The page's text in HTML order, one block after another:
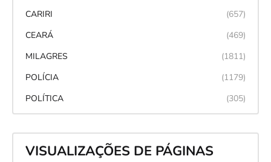
CARIRI
(657)
CEARÁ
(469)
MILAGRES
(1811)
POLÍCIA
(1179)
POLÍTICA
(305)
VISUALIZAÇÕES DE PÁGINAS